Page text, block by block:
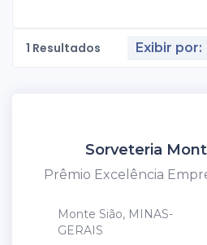
1 Resultados Exibir por:
Sorveteria
Prêmio Excelência
Monte Sião, MINAS-
GERAIS